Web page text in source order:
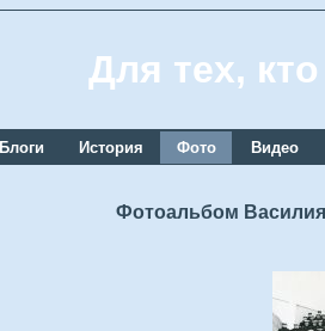
Для тех,
Блоги История Фото Видео
Фотоальбом